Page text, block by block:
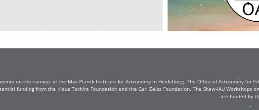
on the campus of the Max Planck Institute for Astronomy in Heidelberg. The Office of Astronomy for
funding from the Klaus Tschira Foundation and the Carl Zeiss Foundation. The Shaw-IAU Workshops
are funded by